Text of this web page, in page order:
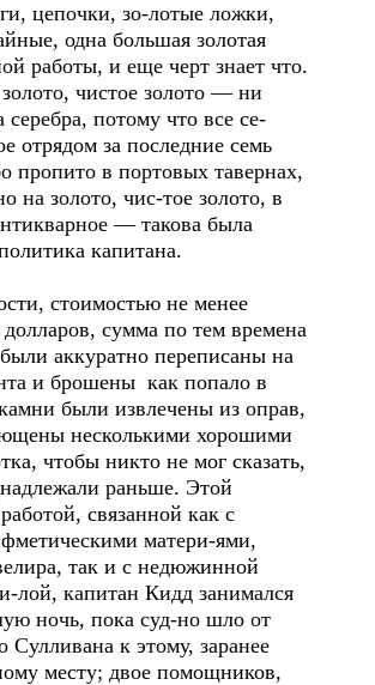
цепочки, зо-лотые ложки,
одна большая золотая
работы, и еще черт знает что.
чистое золото — ни
серебра, потому что все се-
отрядом за последние семь
пропито в портовых тавернах,
на золото, чис-тое золото, в
— такова была
капитана.
стоимостью не менее
сумма по тем времена
аккуратно переписаны на
и брошены как попало в
были извлечены из оправ,
несколькими хорошими
чтобы никто не мог сказать,
раньше. Этой
связанной как с
матери-ями,
так и с недюжинной
лой, капитан Кидд занимался
ночь, пока суд-но шло от
Сулливана к этому, заранее
месту; двое помощников,